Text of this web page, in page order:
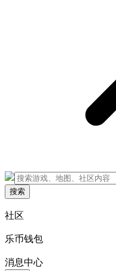
搜索
社区
乐币钱包
消息中心